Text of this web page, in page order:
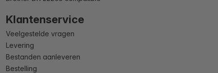
Klantenservice
Veelgestelde vragen
Levering
Bestanden aanleveren
Bestelling